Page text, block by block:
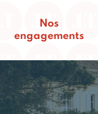
Nos
engagements